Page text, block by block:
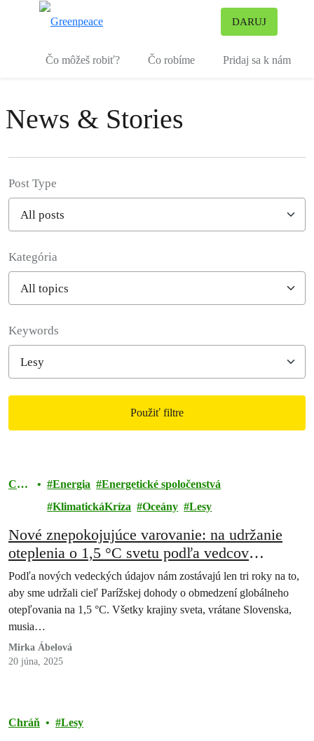
DARUJ
Čo môžeš robiť? Čo robíme Pridaj sa k nám
News & Stories
Post Type
Kategória
Keywords
Použiť filtre
Chr
Energia
Energetické spoločenstvá
KlimatickáKríza
Oceány Lesy
Nové znepokojujúce varovanie: na udržanie
oteplenia o 1,5 °C svetu podľa vedcov
zostávajú tri roky
Podľa nových vedeckých údajov nám zostávajú len tri roky na to,
aby sme udržali cieľ Parížskej dohody o obmedzení globálneho
otepľovania na 1,5 °C. Všetky krajiny sveta, vrátane Slovenska,
musia…
Mirka Ábelová
20 júna, 2025
Chráň Lesy